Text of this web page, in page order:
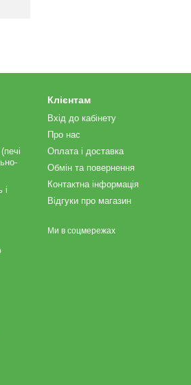
і
Клієнтам
Вхід до кабінету
Про нас
Оплата і доставка
Обмін та повернення
Контактна інформація
Відгуки про магазин
Ми в соцмережах